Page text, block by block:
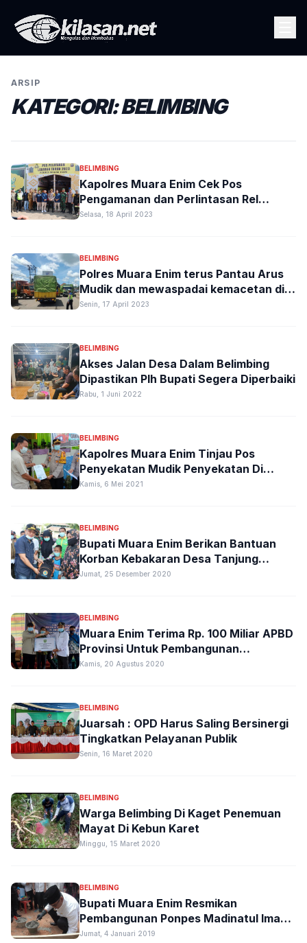
ARSIP
KATEGORI:BELIMBING
BELIMBING
Kapolres Muara Enim Cek Pos
Pengamanan dan Perlintasan Rel
Kereta Api di Cinta Kasih
Selasa, 18 April 2023
BELIMBING
Polres Muara Enim terus Pantau Arus
Mudik dan mewaspadai kemacetan di
perlintasan Kereta Api Simpang
Senin, 17 April 2023
BELIMBING
Akses Jalan Desa Dalam Belimbing
Dipastikan Plh Bupati Segera Diperbaiki
Rabu, 1 Juni 2022
BELIMBING
Kapolres Muara Enim Tinjau Pos
Penyekatan Mudik Penyekatan Di
Belimbing
Kamis, 6 Mei 2021
BELIMBING
Bupati Muara Enim Berikan Bantuan
Korban Kebakaran Desa Tanjung
Kecamatan Belimbing
Jumat, 25 Desember 2020
BELIMBING
Muara Enim Terima Rp. 100 Miliar APBD
Provinsi Untuk Pembangunan
Infrastruktur Jalan dan Jembatan
Kamis, 20 Agustus 2020
BELIMBING
Juarsah : OPD Harus Saling Bersinergi
Tingkatkan Pelayanan Publik
Senin, 16 Maret 2020
BELIMBING
Warga Belimbing Di Kaget Penemuan
Mayat Di Kebun Karet
Minggu, 15 Maret 2020
BELIMBING
Bupati Muara Enim Resmikan
Pembangunan Ponpes Madinatul Iman
Al-Islamiyah
Jumat, 4 Januari 2019